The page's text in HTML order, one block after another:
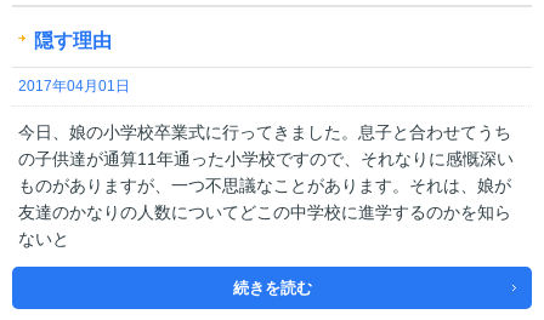
隠す理由
2017年04月01日
今日、娘の小学校卒業式に行ってきました。息子と合わせてうち
の子供達が通算11年通った小学校ですので、それなりに感慨深い
ものがありますが、一つ不思議なことがあります。それは、娘が
友達のかなりの人数についてどこの中学校に進学するのかを知ら
ないと
続きを読む